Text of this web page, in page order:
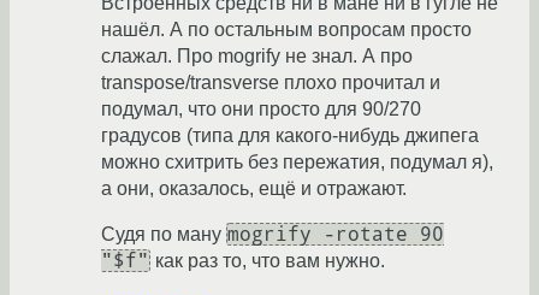
нашёл. А по остальным вопросам просто
слажал. Про mogrify не знал. А про
transpose/transverse плохо прочитал и
подумал, что они просто для 90/270
градусов (типа для какого-нибудь джипега
можно схитрить без пережатия, подумал я),
а они, оказалось, ещё и отражают.
Судя по ману mogrify -rotate 90
"$f" как раз то, что вам нужно.